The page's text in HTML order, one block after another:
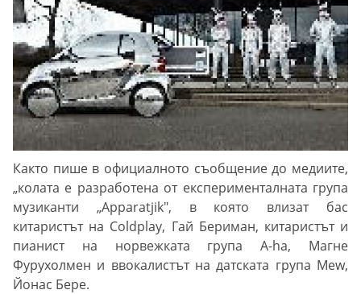
Както пише в официалното съобщение до медиите,
„колата е разработена от експерименталната група
музиканти „Apparatjik", в която влизат бас
китаристът на Coldplay, Гай Бериман, китаристът и
пианист на норвежката група A-ha, Магне
Фурухолмен и ввокалистът на датската група Mew,
Йонас Бере.